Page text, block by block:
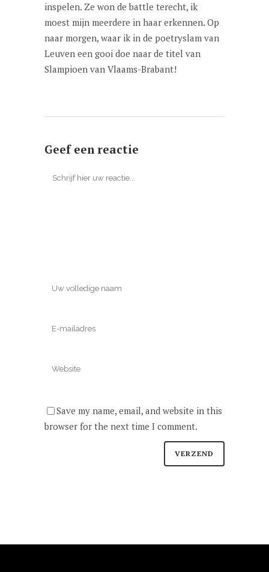
inspelen. Ze won de battle terecht, ik
moest mijn meerdere in haar erkennen. Op
naar morgen, waar ik in de poetryslam van
Leuven een gooi doe naar de titel van
Slampioen van Vlaams-Brabant!
Geef een reactie
Save my name, email, and website in this
browser for the next time I comment.